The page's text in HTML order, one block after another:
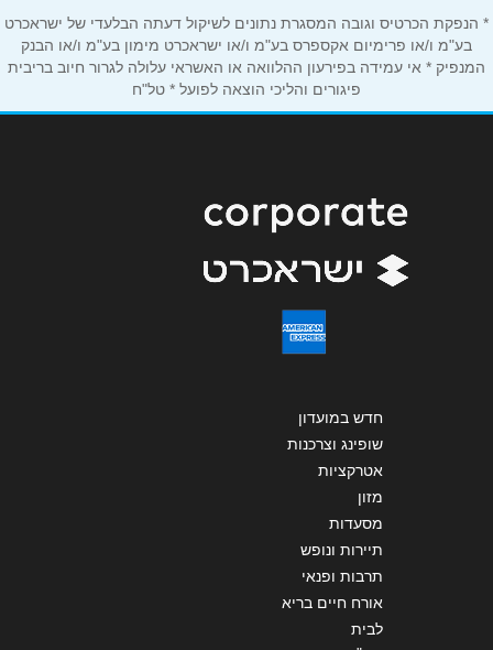
הודעה*
שליחה
הרכבת 22
נתניה
גיבורי ישראל 24
* הנפקת הכרטיס וגובה המסגרת נתונים לשיקול דעתה הבלעדי של ישראכרט
בע"מ ו/או פרימיום אקספרס בע"מ ו/או ישראכרט מימון בע"מ ו/או הבנק
המנפיק * אי עמידה בפירעון ההלוואה או האשראי עלולה לגרור חיוב בריבית
פיגורים והליכי הוצאה לפועל * טל"ח
חדש במועדון
שופינג וצרכנות
אטרקציות
מזון
מסעדות
תיירות ונופש
תרבות ופנאי
אורח חיים בריא
לבית